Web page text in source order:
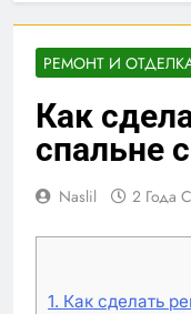
РЕМОНТ И
Как
спальне
Naslil 2 Года
1. Как сделать